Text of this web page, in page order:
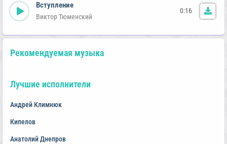
Вступление
Виктор Тюменский
0:16
Рекомендуемая музыка
Лучшие исполнители
Андрей Климнюк
Кипелов
Анатолий Днепров